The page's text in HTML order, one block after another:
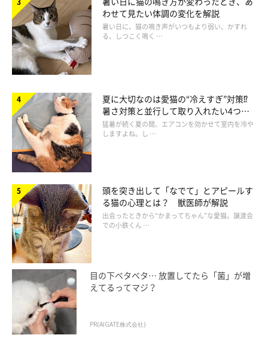
わせて見たい体調の変化を解説
暑い日に、猫の鳴き声がいつもより弱い、かすれ
る、しつこく鳴く …
夏に大切なのは愛猫の“冷えすぎ”対策⁉
暑さ対策と並行して取り入れたい4つの
工夫
猛暑が続く夏の間、エアコンを効かせて室内を冷や
しますよね。し …
頭を突き出して「なでて」とアピールす
る猫の心理とは？ 獣医師が解説
出会ったときから“かまってちゃん”な愛猫。譲渡会
での小鉄くん …
目の下ベタベタ… 放置してたら「菌」が増
えてるってマジ？
PR(AIGATE株式会社)